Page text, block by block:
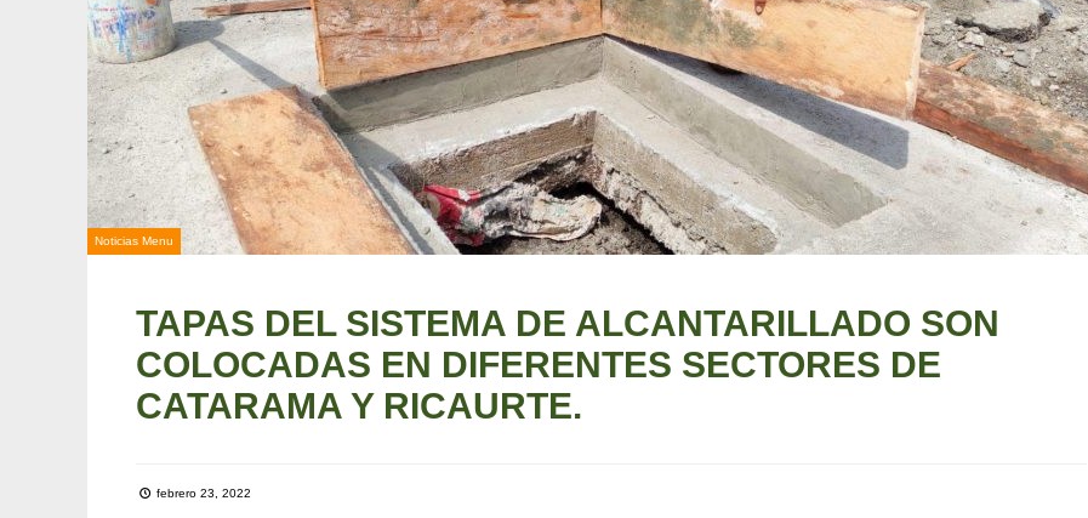
Noticias Menu
TAPAS DEL SISTEMA DE ALCANTARILLADO SON
COLOCADAS EN DIFERENTES SECTORES DE
CATARAMA Y RICAURTE.
febrero 23, 2022